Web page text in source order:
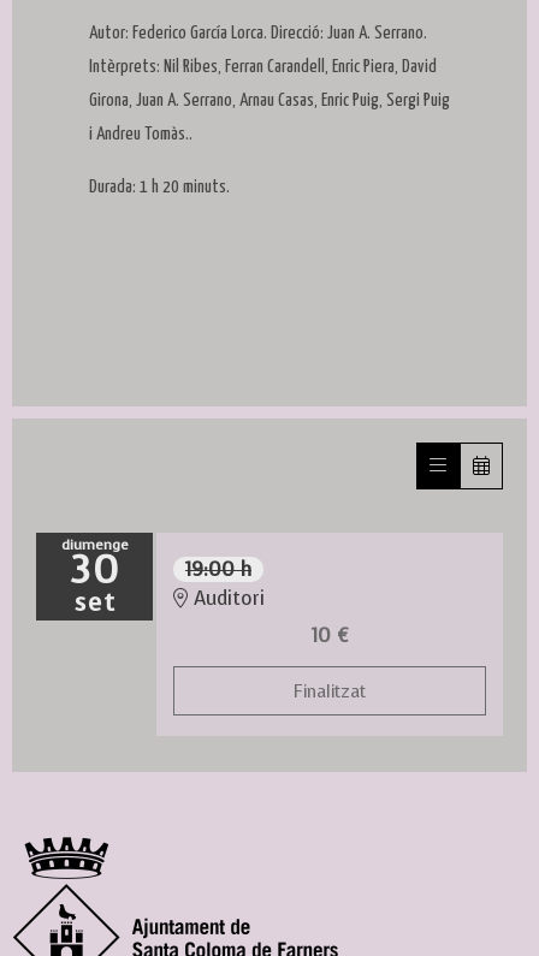
Autor: Federico García Lorca. Direcció: Juan A. Serrano.
Intèrprets: Nil Ribes, Ferran Carandell, Enric Piera, David
Girona, Juan A. Serrano, Arnau Casas, Enric Puig, Sergi Puig
i Andreu Tomàs..
Durada: 1 h 20 minuts.
diumenge
30
set
19:00 h
Auditori
10 €
Finalitzat